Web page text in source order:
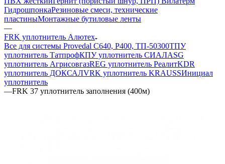
ГидрошпонкаРезиновые смеси, технические
пластиныМонтажные бутиловые ленты
—
FRK уплотнитель Алютех
Все для системы Provedal С640, Р400, ТП-50300ТПУ
уплотнитель ТатпрофКПУ уплотнитель СИАЛASG
уплотнитель АгрисовгазREG уплотнитель РеалитKDR
уплотнитель ДОКСАЛVRK уплотнитель KRAUSSИнициал
уплотнитель
—FRK 37 уплотнитель заполнения (400м)